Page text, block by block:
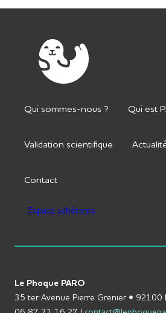
Qui sommes-nous ? Qui est
Validation scientifique
Contact
Espace adhérents
Le Phoque PARO
35 ter Avenue Pierre Grenier • 92100